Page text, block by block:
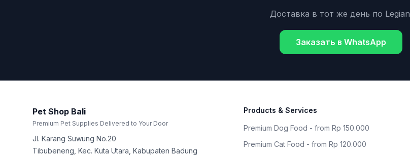
Доставка в тот же день по Legian
Заказать в WhatsApp
Pet Shop Bali
Premium Pet Supplies Delivered to Your Door
Jl. Karang Suwung No.20
Tibubeneng, Kec. Kuta Utara, Kabupaten Badung
Products & Services
Premium Dog Food - from Rp 150.000
Premium Cat Food - from Rp 120.000